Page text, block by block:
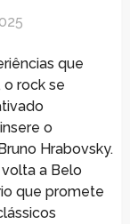
que
o rock se
o
Hrabovsky.
a Belo
que promete